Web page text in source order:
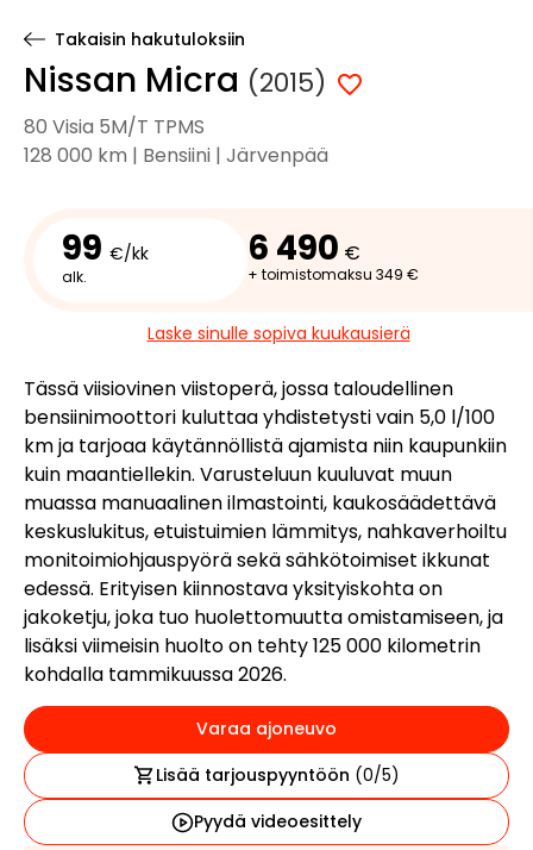
Takaisin hakutuloksiin
Nissan Micra (2015)
80 Visia 5M/T TPMS
128 000 km | Bensiini | Järvenpää
99 €/kk
alk.
6 490 €
+ toimistomaksu 349 €
Laske sinulle sopiva kuukausierä
Tässä viisiovinen viistoperä, jossa taloudellinen
bensiinimoottori kuluttaa yhdistetysti vain 5,0 l/100
km ja tarjoaa käytännöllistä ajamista niin kaupunkiin
kuin maantiellekin. Varusteluun kuuluvat muun
muassa manuaalinen ilmastointi, kaukosäädettävä
keskuslukitus, etuistuimien lämmitys, nahkaverhoiltu
monitoimiohjauspyörä sekä sähkötoimiset ikkunat
edessä. Erityisen kiinnostava yksityiskohta on
jakoketju, joka tuo huolettomuutta omistamiseen, ja
lisäksi viimeisin huolto on tehty 125 000 kilometrin
kohdalla tammikuussa 2026.
Varaa ajoneuvo
Lisää tarjouspyyntöön (0/5)
Pyydä videoesittely